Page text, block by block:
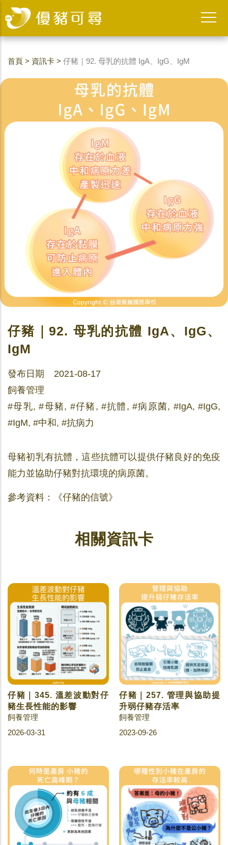
首頁 > 資訊卡 > 仔豬｜92. 母乳的抗體 IgA、IgG、IgM
仔豬｜92. 母乳的抗體 IgA、IgG、
IgM
發布日期 2021-08-17
飼養管理
#母乳, #母豬, #仔豬, #抗體, #病原菌, #IgA, #IgG,
#IgM, #中和, #抗病力
母豬初乳有抗體，這些抗體可以提供仔豬良好的免疫
能力並協助仔豬對抗環境的病原菌。
參考資料：《仔豬的信號》
相關資訊卡
仔豬｜345. 溫差波動對仔
豬生長性能的影響
飼養管理
2026-03-31
仔豬｜257. 管理與協助提
升弱仔豬存活率
飼養管理
2023-09-26